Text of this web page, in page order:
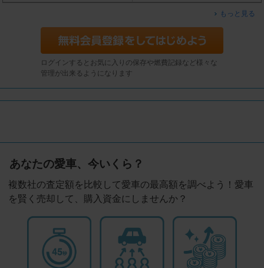
もっと見る
ログインするとお気に入りの保存や燃費記録など様々な
管理が出来るようになります
あなたの愛車、今いくら？
複数社の査定額を比較して愛車の最高額を調べよう！愛車
を賢く売却して、購入資金にしませんか？